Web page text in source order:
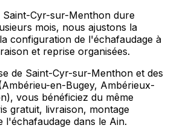
Cyr-sur-Menthon dure
mois, nous ajustons la
configuration de l'échafaudage à
et reprise organisées.
de Saint-Cyr-sur-Menthon et des
en-Bugey, Ambérieux-
vous bénéficiez du même
gratuit, livraison, montage
l'échafaudage dans le Ain.